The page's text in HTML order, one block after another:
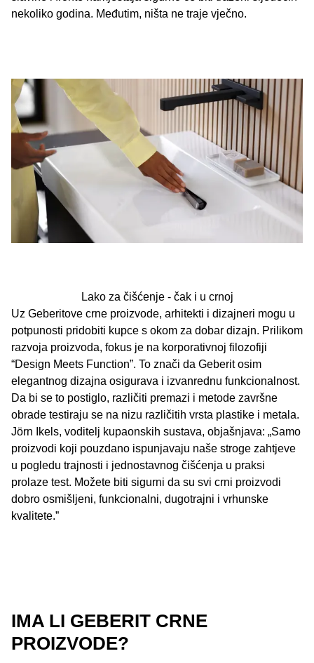
nekoliko godina. Međutim, ništa ne traje vječno.
Lako za čišćenje - čak i u crnoj
Uz Geberitove crne proizvode, arhitekti i dizajneri mogu u
potpunosti pridobiti kupce s okom za dobar dizajn. Prilikom
razvoja proizvoda, fokus je na korporativnoj filozofiji
“Design Meets Function”. To znači da Geberit osim
elegantnog dizajna osigurava i izvanrednu funkcionalnost.
Da bi se to postiglo, različiti premazi i metode završne
obrade testiraju se na nizu različitih vrsta plastike i metala.
Jörn Ikels, voditelj kupaonskih sustava, objašnjava: „Samo
proizvodi koji pouzdano ispunjavaju naše stroge zahtjeve
u pogledu trajnosti i jednostavnog čišćenja u praksi
prolaze test. Možete biti sigurni da su svi crni proizvodi
dobro osmišljeni, funkcionalni, dugotrajni i vrhunske
kvalitete.”
IMA LI GEBERIT CRNE
PROIZVODE?